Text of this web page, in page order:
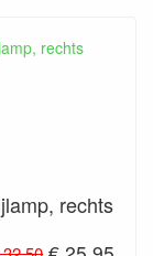
rechts